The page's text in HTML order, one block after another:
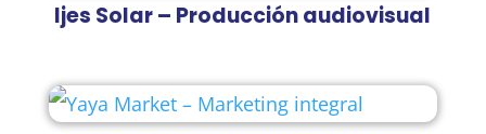
Ijes Solar – Producción audiovisual